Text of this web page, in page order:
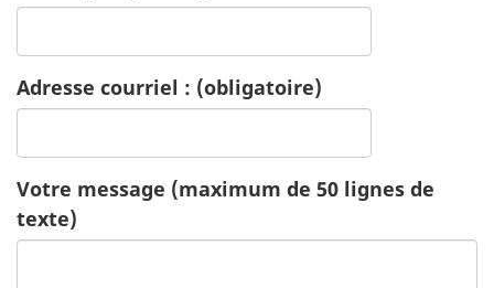
c
a
t
i
o
Adresse courriel : (obligatoire)
Votre message (maximum de 50 lignes de
texte)